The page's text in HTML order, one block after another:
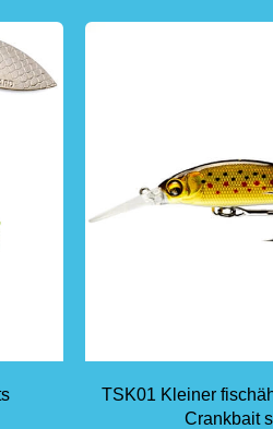
TSK01 Kleiner
Crankbait